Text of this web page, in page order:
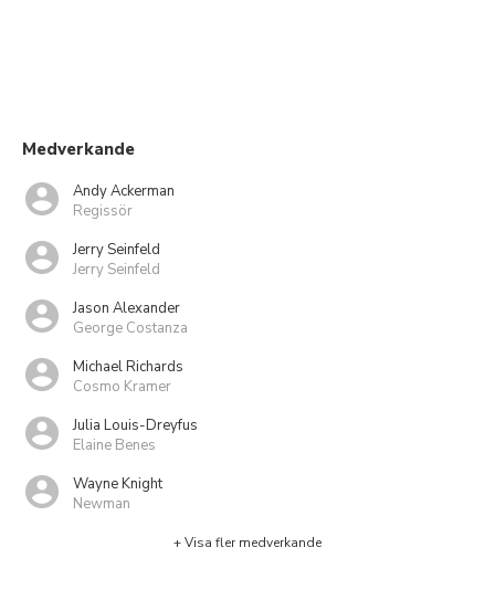
Medverkande
Andy Ackerman
Regissör
Jerry Seinfeld
Jerry Seinfeld
Jason Alexander
George Costanza
Michael Richards
Cosmo Kramer
Julia Louis-Dreyfus
Elaine Benes
Wayne Knight
Newman
+ Visa fler medverkande